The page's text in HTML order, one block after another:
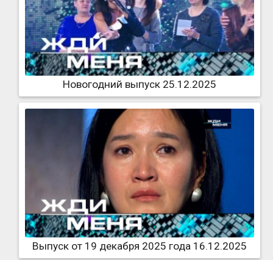
Новогодний выпуск 25.12.2025
Выпуск от 19 декабря 2025 года 16.12.2025